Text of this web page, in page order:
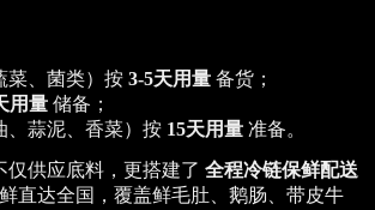
菜、菌类）按 3-5天用量 备货；
用量 储备；
、蒜泥、香菜）按 15天用量 准备。
仅供应底料，更搭建了 全程冷链保鲜配送
鲜直达全国，覆盖鲜毛肚、鹅肠、带皮牛